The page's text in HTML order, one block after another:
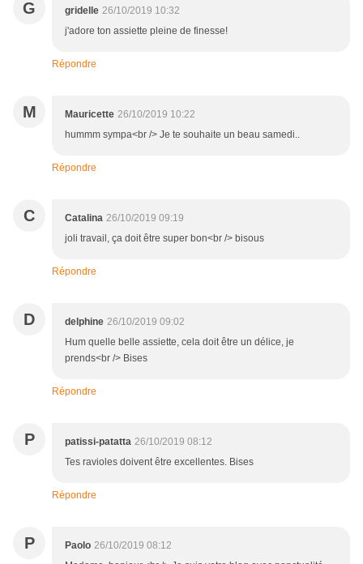
G gridelle 26/10/2019 10:32
j'adore ton assiette pleine de finesse!
Répondre
M Mauricette 26/10/2019 10:22
hummm sympa<br /> Je te souhaite un beau samedi..
Répondre
C Catalina 26/10/2019 09:19
joli travail, ça doit être super bon<br /> bisous
Répondre
D delphine 26/10/2019 09:02
Hum quelle belle assiette, cela doit être un délice, je
prends<br /> Bises
Répondre
P patissi-patatta 26/10/2019 08:12
Tes ravioles doivent être excellentes. Bises
Répondre
P Paolo 26/10/2019 08:12